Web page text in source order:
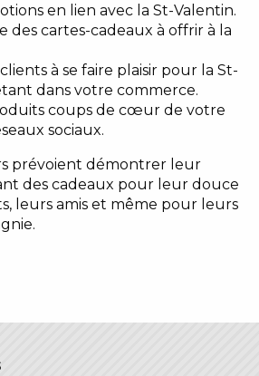
en lien avec la St-Valentin.
des cartes-cadeaux à offrir à la
à se faire plaisir pour la St-
dans votre commerce.
coups de cœur de votre
sociaux.
prévoient démontrer leur
des cadeaux pour leur douce
leurs amis et même pour leurs